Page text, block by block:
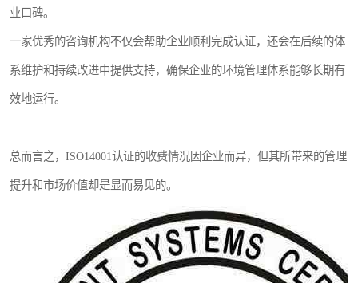
业口碑。
一家优秀的咨询机构不仅会帮助企业顺利完成认证，还会在后续的体
系维护和持续改进中提供支持，确保企业的环境管理体系能够长期有
效地运行。
总而言之，ISO14001认证的收费情况因企业而异，但其所带来的管理
提升和市场价值却是显而易见的。